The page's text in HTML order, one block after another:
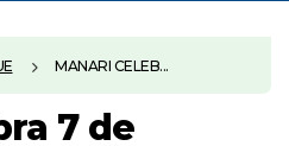
MANARI CELEB...
7 de